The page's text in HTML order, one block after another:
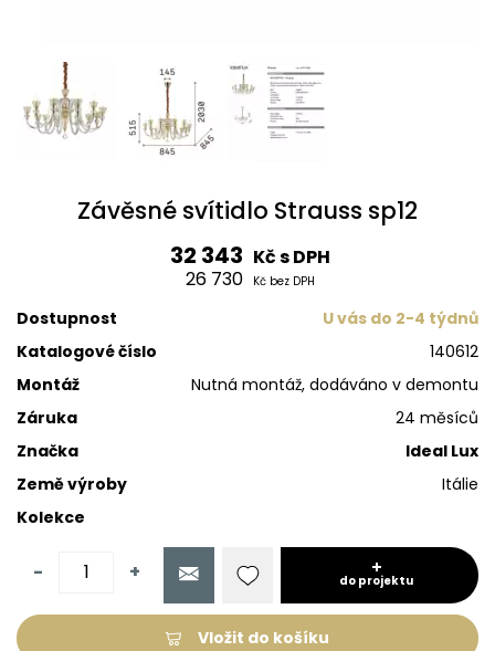
Závěsné svítidlo Strauss sp12
32 343 Kč s DPH
26 730
Kč bez DPH
Dostupnost
U vás do 2-4 týdnů
Katalogové číslo
140612
Montáž
Nutná montáž, dodáváno v demontu
Záruka
24 měsíců
Značka
Ideal Lux
Země výroby
Itálie
Kolekce
- +
Vložit do košíku
do projektu